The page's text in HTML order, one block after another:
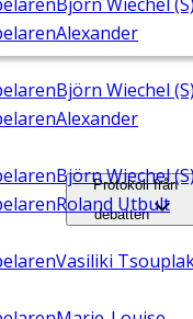
Alexander
Björn Wiechel
Alexander
Björn Wiechel
Roland Utbult
Vasiliki
Protokoll från
debatten